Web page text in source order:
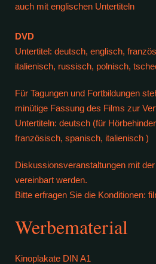
auch mit englischen Untertiteln
DVD
Untertitel: deutsch, englisch,
italienisch, russisch, polnisch,
Für Tagungen und Fortbildungen
minütige Fassung des Films zur
Untertiteln: deutsch (für
französisch, spanisch, italienisch )
Diskussionsveranstaltungen mit
vereinbart werden.
Bitte erfragen Sie die Konditionen:
Werbematerial
Kinoplakate DIN A1